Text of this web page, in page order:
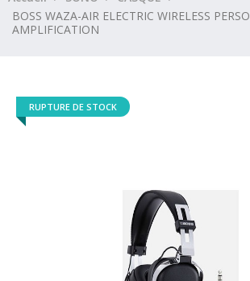
BOSS WAZA-AIR ELECTRIC WIRELESS
AMPLIFICATION
RUPTURE DE STOCK